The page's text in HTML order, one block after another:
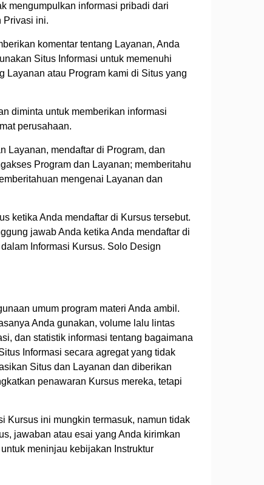
mengumpulkan informasi pribadi dari
Privasi ini.
komentar tentang Layanan, Anda
Situs Informasi untuk memenuhi
Layanan atau Program kami di Situs yang
diminta untuk memberikan informasi
perusahaan.
Layanan, mendaftar di Program, dan
Program dan Layanan; memberitahu
mengenai Layanan dan
ketika Anda mendaftar di Kursus tersebut.
jawab Anda ketika Anda mendaftar di
Informasi Kursus. Solo Design
umum program materi Anda ambil.
Anda gunakan, volume lalu lintas
dan statistik informasi tentang bagaimana
Informasi secara agregat yang tidak
Situs dan Layanan dan diberikan
penawaran Kursus mereka, tetapi
Kursus ini mungkin termasuk, namun tidak
jawaban atau esai yang Anda kirimkan
meninjau kebijakan Instruktur